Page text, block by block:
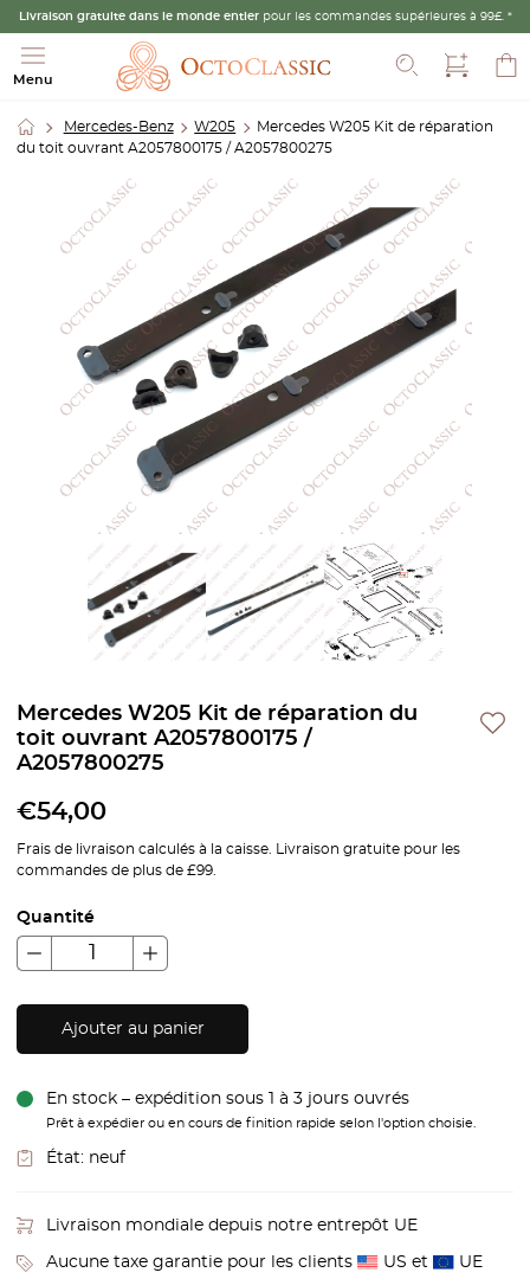
Livraison gratuite dans le monde entier pour les commandes supérieures à 99£. *
Menu
Recherche
Mercedes-Benz W205
Mercedes W205 Kit de réparation
du toit ouvrant A2057800175 / A2057800275
Mercedes W205 Kit de réparation du
toit ouvrant A2057800175 /
A2057800275
€54,00
Frais de livraison calculés à la caisse. Livraison gratuite pour les
commandes de plus de £99.
Quantité
Ajouter au panier
En stock – expédition sous 1 à 3 jours ouvrés
Prêt à expédier ou en cours de finition rapide selon l'option choisie.
État: neuf
Livraison mondiale depuis notre entrepôt UE
Aucune taxe garantie pour les clients US et UE